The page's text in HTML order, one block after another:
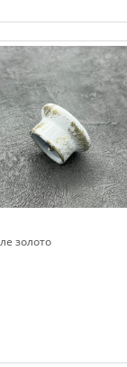
золото